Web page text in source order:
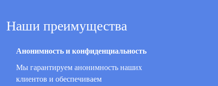
Наши преимущества
Анонимность и конфиденциальность
Мы гарантируем анонимность наших
клиентов и обеспечиваем